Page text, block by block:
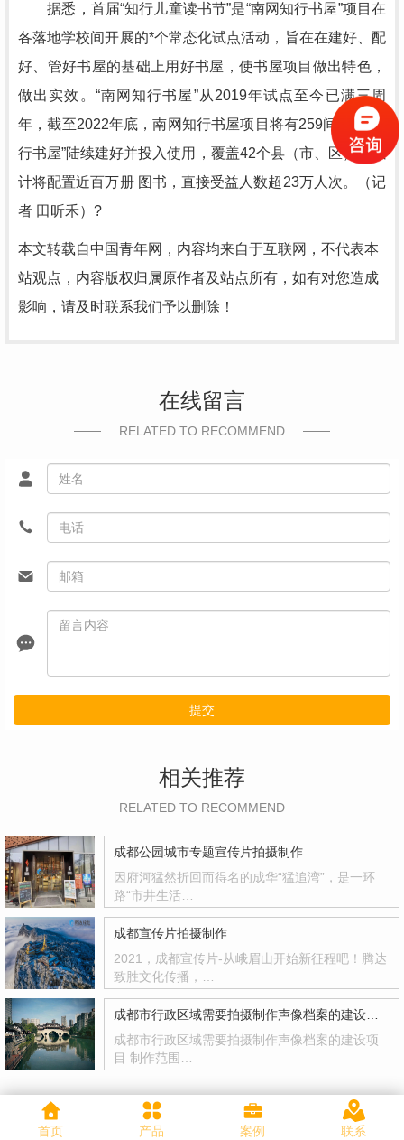
据悉，首届“知行儿童读书节”是“南网知行书屋”项目在
各落地学校间开展的*个常态化试点活动，旨在在建好、配
好、管好书屋的基础上用好书屋，使书屋项目做出特色，
做出实效。“南网知行书屋”从2019年试点至今已满三周
年，截至2022年底，南网知行书屋项目将有259间“南网知
行书屋”陆续建好并投入使用，覆盖42个县（市、区），累
计将配置近百万册 图书，直接受益人数超23万人次。（记
者 田昕禾）?
本文转载自中国青年网，内容均来自于互联网，不代表本
站观点，内容版权归属原作者及站点所有，如有对您造成
影响，请及时联系我们予以删除！
在线留言
RELATED TO RECOMMEND
提交
相关推荐
RELATED TO RECOMMEND
成都公园城市专题宣传片拍摄制作
因府河猛然折回而得名的成华“猛追湾”，是一环
路“市井生活…
成都宣传片拍摄制作
2021，成都宣传片-从峨眉山开始新征程吧！腾达
致胜文化传播，…
成都市行政区域需要拍摄制作声像档案的建设项
目 制作范围…
首页 产品 案例 联系